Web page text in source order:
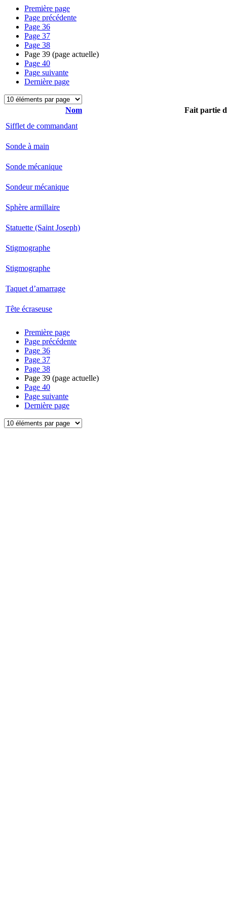
Première page
Page précédente
Page 36
Page 37
Page 38
Page 39 (page actuelle)
Page 40
Page suivante
Dernière page
Nom
Fait partie
Sifflet de commandant
Sonde à main
Sonde mécanique
Sondeur mécanique
Sphère armillaire
Statuette (Saint Joseph)
Stigmographe
Stigmographe
Taquet d’amarrage
Tête écraseuse
Première page
Page précédente
Page 36
Page 37
Page 38
Page 39 (page actuelle)
Page 40
Page suivante
Dernière page